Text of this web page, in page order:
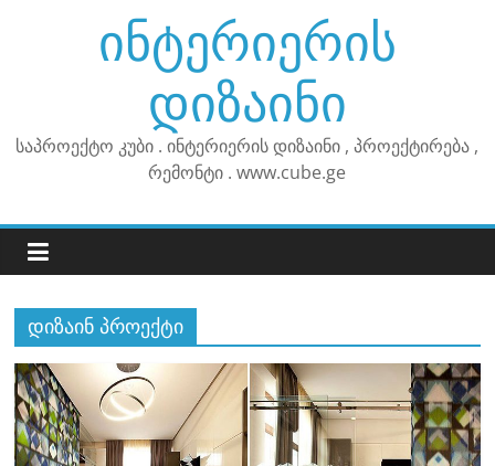
ინტერიერის
დიზაინი
საპროექტო კუბი . ინტერიერის დიზაინი , პროექტირება ,
რემონტი . www.cube.ge
დიზაინ პროექტი